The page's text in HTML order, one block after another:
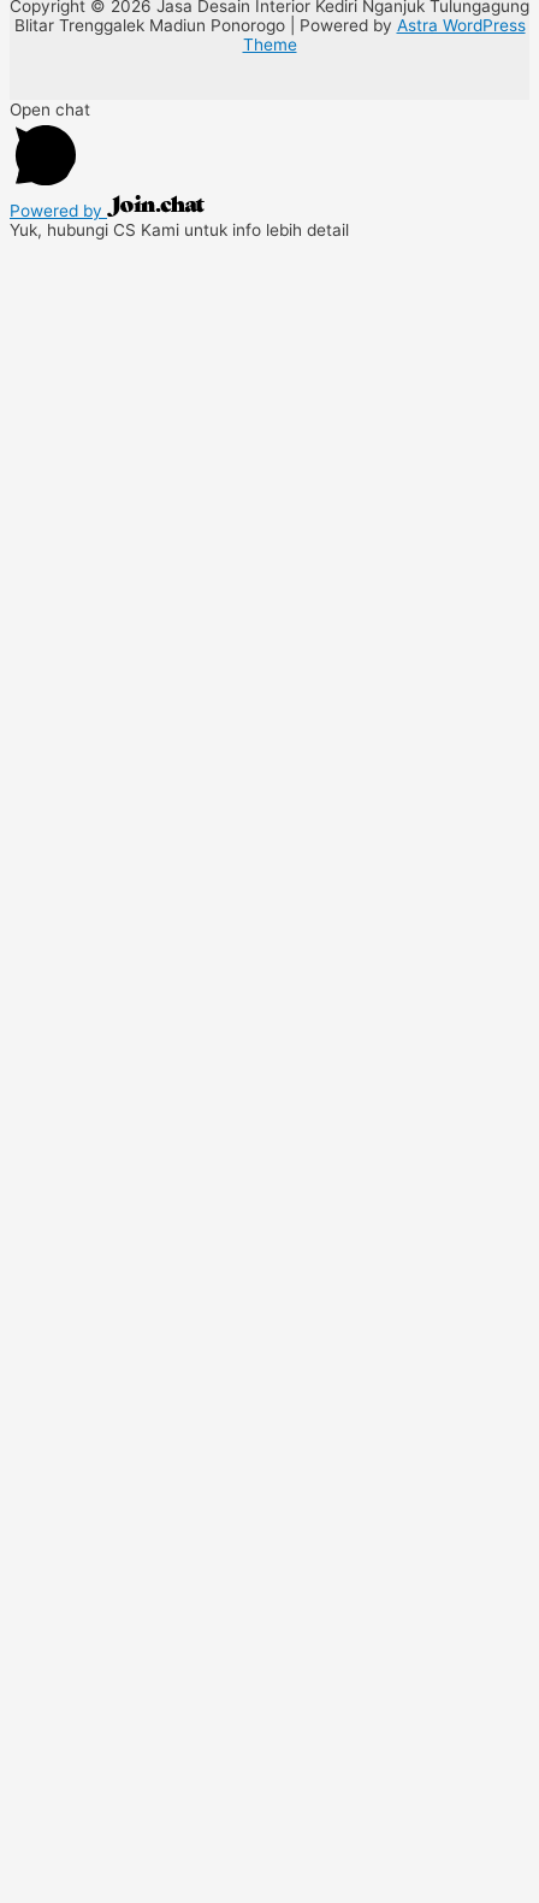
Copyright © 2026 Jasa Desain Interior Kediri Nganjuk Tulungagung
Blitar Trenggalek Madiun Ponorogo | Powered by Astra WordPress
Theme
Open chat
Powered by
Yuk, hubungi CS Kami untuk info lebih detail